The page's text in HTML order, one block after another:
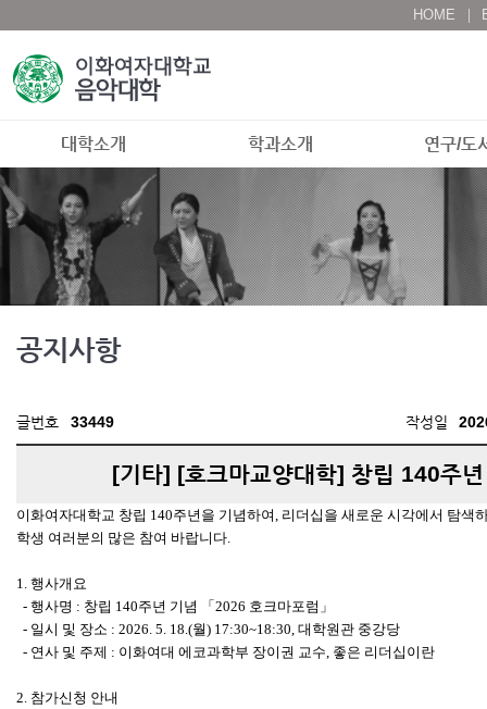
대학소개 학과소개 연구/도
HOME
공지사항
글번호 33449 작성일
[기타] [호크마교양대학] 창립 140주년
이화여자대학교 창립 140주년을 기념하여 리더십을 새로운 시각에서 탐색
학생 여러분의 많은 참여 바랍니다
1. 행사개요
- 행사명 : 창립 140주년 기념 「2026 호크마포럼 」
- 일시 및 장소 : 2026. 5. 18.(월) 17:30~18:30, 대학원관 중강당
- 연사 및 주제 : 이화여대 에코과학부 장이권 교수 좋은 리더십이란
2. 참가신청 안내